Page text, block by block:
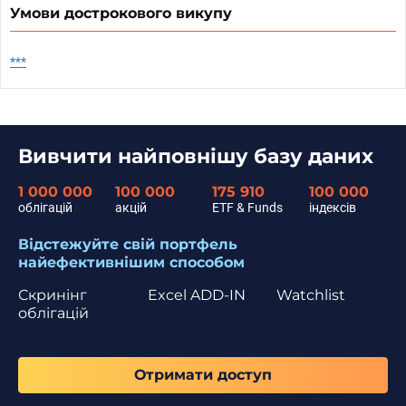
Умови дострокового викупу
***
Вивчити найповнішу базу даних
1 000 000
облігацій
100 000
акцій
175 910
ETF & Funds
100 000
індексів
Відстежуйте свій портфель
найефективнішим способом
Скринінг
облігацій
Watchlist
Excel ADD-IN
Отримати доступ